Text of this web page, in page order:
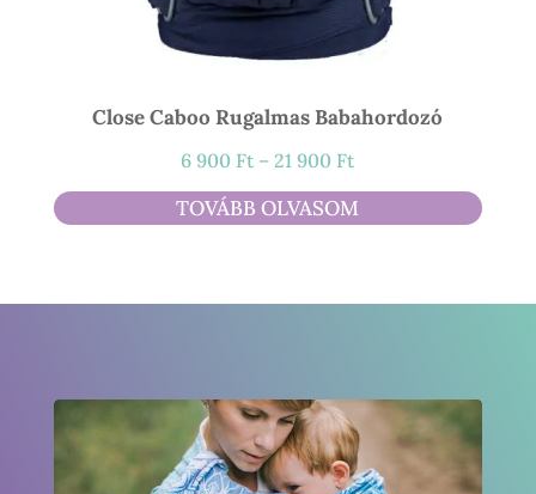
Close Caboo Rugalmas Babahordozó
6 900 Ft – 21 900 FtÁrtartomány:
6
900 Ft
TOVÁBB OLVASOM